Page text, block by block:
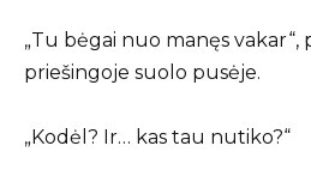
„Tu bėgai nuo manęs vakar“,
priešingoje suolo pusėje.
„Kodėl? Ir… kas tau nutiko?“